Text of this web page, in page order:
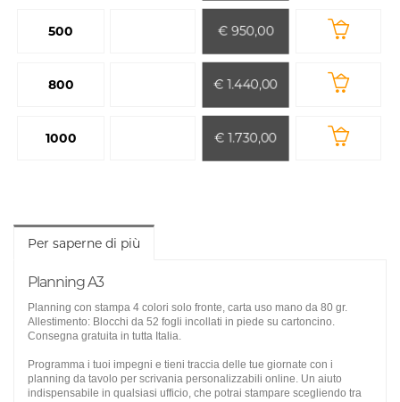
500 € 950,00
800 € 1.440,00
1000 € 1.730,00
Per saperne di più
Planning A3
Planning con stampa 4 colori solo fronte, carta uso mano da 80 gr.
Allestimento: Blocchi da 52 fogli incollati in piede su cartoncino.
Consegna gratuita in tutta Italia.
Programma i tuoi impegni e tieni traccia delle tue giornate con i
planning da tavolo per scrivania personalizzabili online. Un aiuto
indispensabile in qualsiasi ufficio, che potrai stampare scegliendo tra